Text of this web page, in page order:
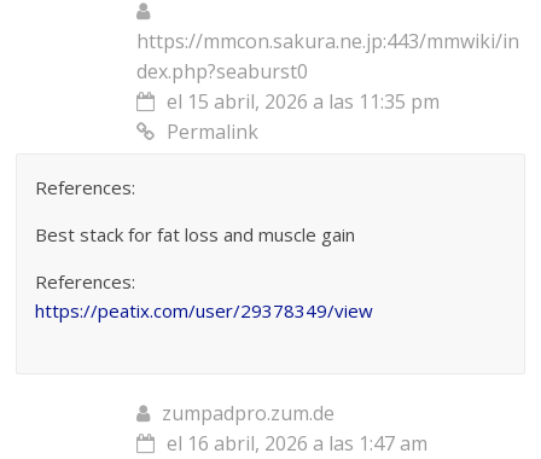
https://mmcon.sakura.ne.jp:443/mmwiki/in
dex.php?seaburst0
el 15 abril, 2026 a las 11:35 pm
Permalink
References:
Best stack for fat loss and muscle gain
References:
https://peatix.com/user/29378349/view
zumpadpro.zum.de
el 16 abril, 2026 a las 1:47 am